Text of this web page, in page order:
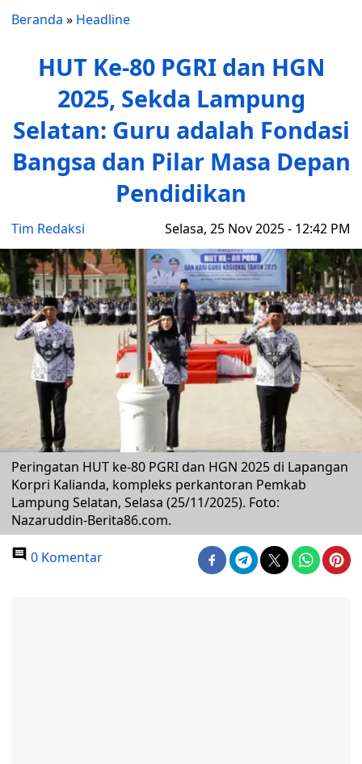
Beranda » Headline
HUT Ke-80 PGRI dan HGN
2025, Sekda Lampung
Selatan: Guru adalah Fondasi
Bangsa dan Pilar Masa Depan
Pendidikan
Tim Redaksi Selasa, 25 Nov 2025 - 12:42 PM
Peringatan HUT ke-80 PGRI dan HGN 2025 di Lapangan
Korpri Kalianda, kompleks perkantoran Pemkab
Lampung Selatan, Selasa (25/11/2025). Foto:
Nazaruddin-Berita86.com.
0 Komentar